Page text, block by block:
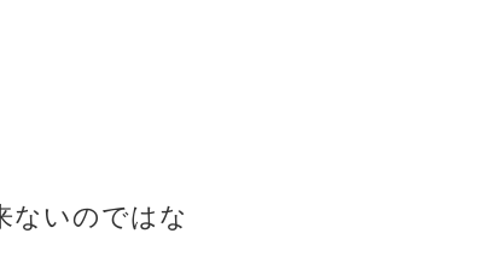
ないのではな